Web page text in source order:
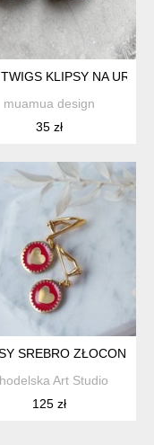
W KOLORZE
KLIPSY NA
muamua design
35 zł
OKAZJĘ
SREBRO ZŁOCONE I
Art Studio
125 zł